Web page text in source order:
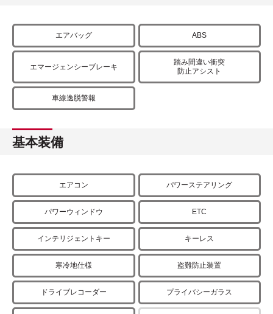
エアバッグ ABS
エマージェンシーブレーキ
踏み間違い衝突
防止アシスト
車線逸脱警報
基本装備
エアコン パワーステアリング
パワーウィンドウ ETC
インテリジェントキー キーレス
寒冷地仕様 盗難防止装置
ドライブレコーダー プライバシーガラス